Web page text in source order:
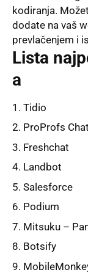
kodiranja.
dodate na vaš
prevlačenjem i
Lista
a
Tidio
ProProfs
Freshchat
Landbot
Salesforce
Podium
Mitsuku –
Botsify